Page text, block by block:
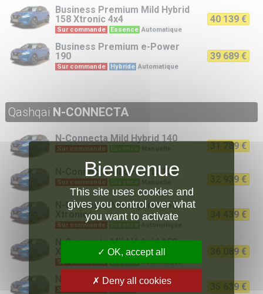
Business Premium Mild Hybrid
158 Xtronic 4x4
Sur commande Essence Automatique
40 139 €
Business Premium e-Power
190
Sur commande Hybride Automatique
39 689 €
Qashqai N-CONNECTA
N-Connecta Mild Hybrid 140
Sur commande Essence 31 789 €
N-Connecta Mild Hybrid 158
Sur commande Essence 32 939 €
N-Connecta Mild Hybrid 158
Xtronic
Sur commande Essence
34 439 €
N-Connecta Mild Hybrid 158
Xtronic 4x4
Sur commande Essence Automatique
36 089 €
N-Connecta e-Power 190
Sur commande 35 639 €
This site uses cookies and
gives you control over what
you want to activate
OK, accept all
Deny all cookies